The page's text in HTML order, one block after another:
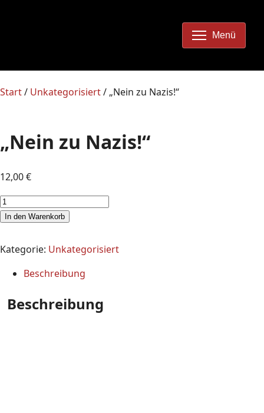
Menü
Start/ Unkategorisiert/ „Nein zu Nazis!“
„Nein zu Nazis!“
12,00€
In den Warenkorb
Kategorie: Unkategorisiert
Beschreibung
Beschreibung